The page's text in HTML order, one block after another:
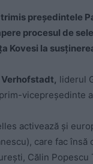
preşedintele
procesul de
Kovesi la
Verhofstadt, liderul
prim-vicepreședinte
activează și
care fac
Călin Popescu